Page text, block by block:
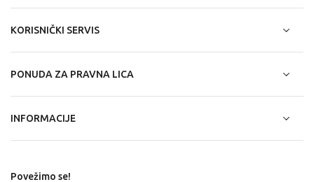
KORISNIČKI SERVIS
PONUDA ZA PRAVNA LICA
INFORMACIJE
Povežimo se!